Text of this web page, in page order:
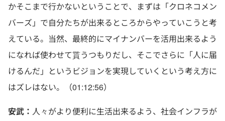
かそこまで行かないということで、まずは「クロネコメン
バーズ」で自分たちが出来るところからやっていこうと考
えている。当然、最終的にマイナンバーを活用出来るよう
になれば使わせて貰うつもりだし、そこでさらに「人に届
けるんだ」というビジョンを実現していくという考え方に
はズレはない。（01:12:56）
安武： 人々がより便利に生活出来るよう、社会インフラが